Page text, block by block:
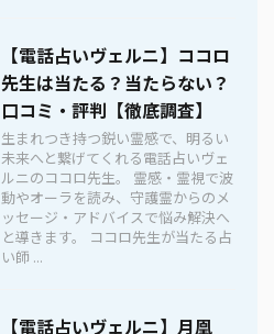
【電話占いヴェルニ】ココロ
先生は当たる？当たらない？
口コミ・評判【徹底調査】
生まれつき持つ鋭い霊感で、明るい
未来へと繋げてくれる電話占いヴェ
ルニのココロ先生。 霊感・霊視で波
動やオーラを読み、守護霊からのメ
ッセージ・アドバイスで悩み解決へ
と導きます。 ココロ先生が当たる占
い師 ...
【電話占いヴェルニ】月凰